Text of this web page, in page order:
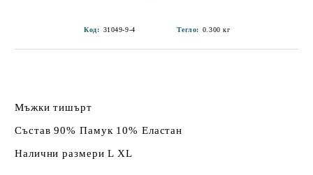
Код: 31049-9-4 Тегло: 0.300 кг
Мъжки тишърт
Състав 90% Памук 10% Еластан
Налични размери L XL